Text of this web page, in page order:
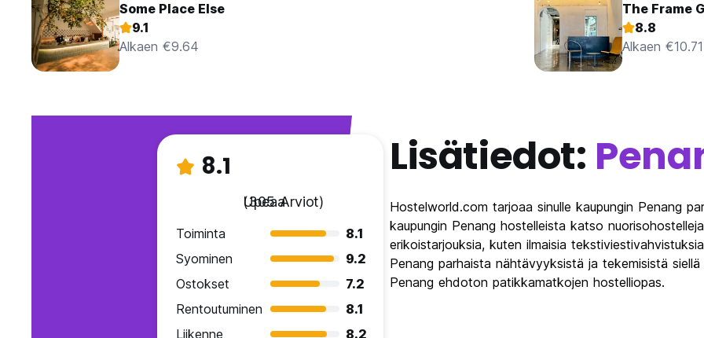
Some Place Else
9.1
Alkaen €9.64
The Frame
8.8
Alkaen €10.71
8.1
Upeaa
(305 Arviot)
Toiminta
8.1
Syominen
9.2
Ostokset
7.2
Rentoutuminen
8.1
Liikenne
8.2
Lisätiedot:
Hostelworld.com tarjoaa sinulle kaupungin Penang
kaupungin Penang hostelleista katso
erikoistarjouksia, kuten ilmaisia
Penang parhaista nähtävyyksistä ja tekemisistä
Penang ehdoton patikkamatkojen hostelliopas.